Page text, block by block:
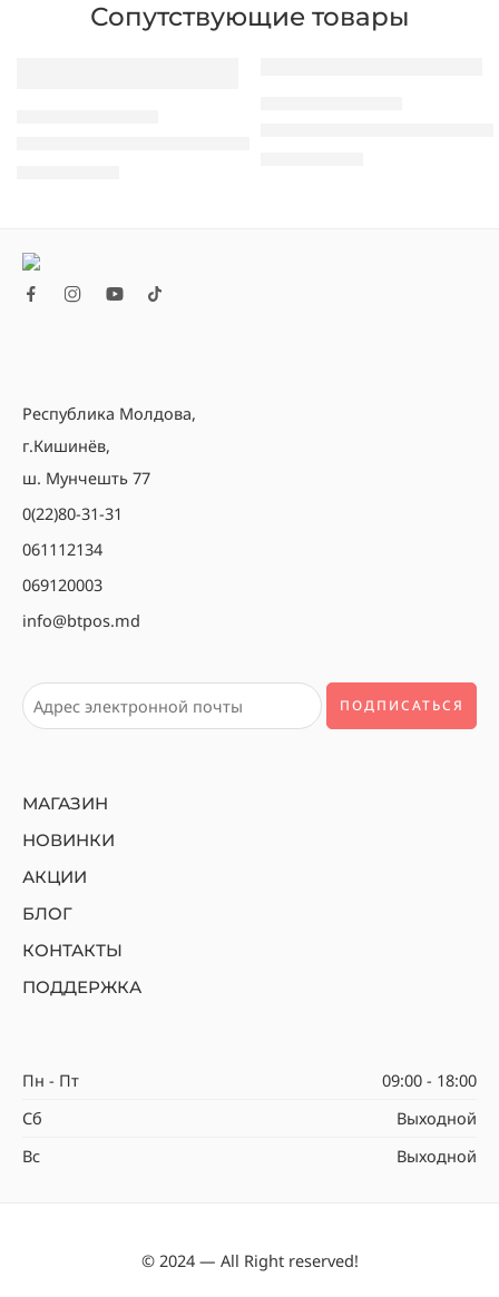
Сопутствующие товары
Республика Молдова,
г.Кишинёв,
ш. Мунчешть 77
0(22)80-31-31
061112134
069120003
info@btpos.md
МАГАЗИН
НОВИНКИ
АКЦИИ
БЛОГ
КОНТАКТЫ
ПОДДЕРЖКА
Пн - Пт
09:00 - 18:00
Сб
Выходной
Вс
Выходной
© 2024 — All Right reserved!